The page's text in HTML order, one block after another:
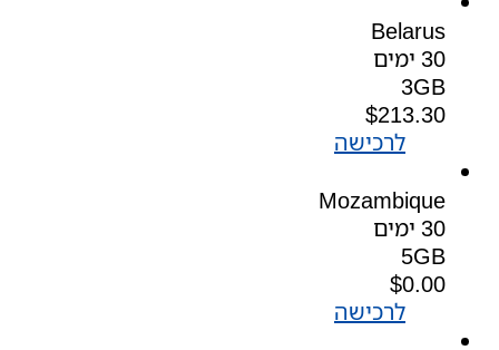
Belarus
30 ימים
3GB
$213.30
לרכישה
Mozambique
30 ימים
5GB
$0.00
לרכישה